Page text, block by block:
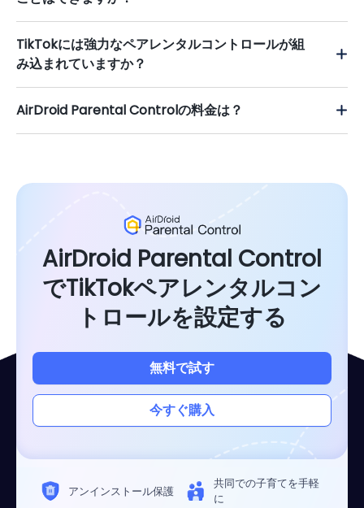
TikTokには強力なペアレンタルコントロールが組
み込まれていますか？
AirDroid Parental Controlの料金は？
AirDroid Parental Control
でTikTokペアレンタルコン
トロールを設定する
無料で試す
今すぐ購入
アンインストール保護
共同での子育てを手軽
に